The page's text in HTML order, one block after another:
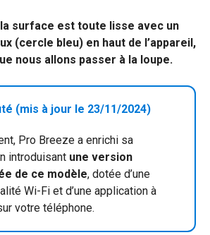
surface est toute lisse avec un
(cercle bleu) en haut de l’appareil,
nous allons passer à la loupe.
(mis à jour le 23/11/2024)
Pro Breeze a enrichi sa
introduisant une version
de ce modèle, dotée d’une
Wi-Fi et d’une application à
votre téléphone.